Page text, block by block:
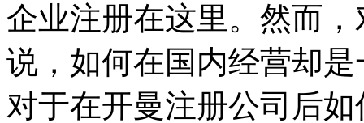
企业注册在这里。然而
说，如何在国内经营却
对于在开曼注册公司后